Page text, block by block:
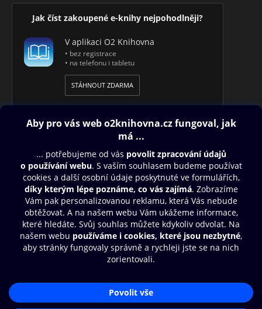
Jak číst zakoupené e-knihy nejpohodlněji?
V aplikaci O2 Knihovna
• bez registrace
• na telefonu i tabletu
STÁHNOUT ZDARMA
Obsah ke stažení
Moje O2 Knihovna
Další zábava
© O2 Czech Republic a.s.
Zásady zpracování osobních údajůAplikace O2 Knihovna